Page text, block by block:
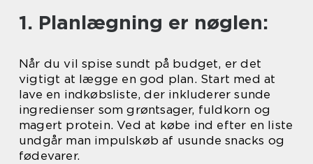
1. Planlægning er nøglen:
Når du vil spise sundt på budget, er det
vigtigt at lægge en god plan. Start med at
lave en indkøbsliste, der inkluderer sunde
ingredienser som grøntsager, fuldkorn og
magert protein. Ved at købe ind efter en liste
undgår man impulskøb af usunde snacks og
fødevarer.